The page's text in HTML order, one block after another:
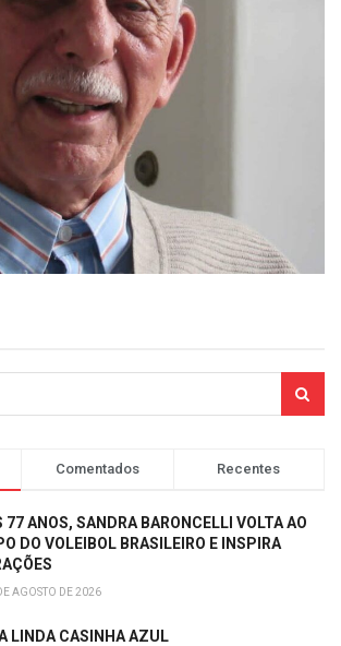
Comentados Recentes
77 ANOS, SANDRA BARONCELLI VOLTA AO
DO VOLEIBOL BRASILEIRO E INSPIRA
AGOSTO DE 2026
LINDA CASINHA AZUL